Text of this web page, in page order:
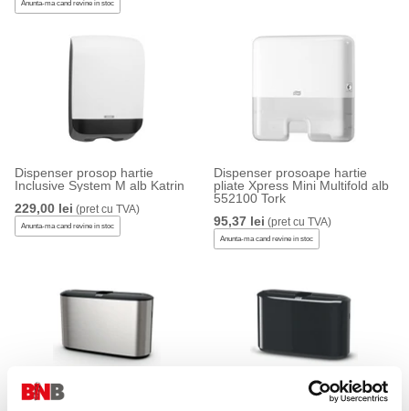
Anunta-ma cand revine in stoc
Dispenser prosop hartie
Inclusive System M alb Katrin
229,00 lei (pret cu TVA)
Anunta-ma cand revine in stoc
Dispenser prosoape hartie
pliate Xpress Mini Multifold alb
552100 Tork
95,37 lei (pret cu TVA)
Anunta-ma cand revine in stoc